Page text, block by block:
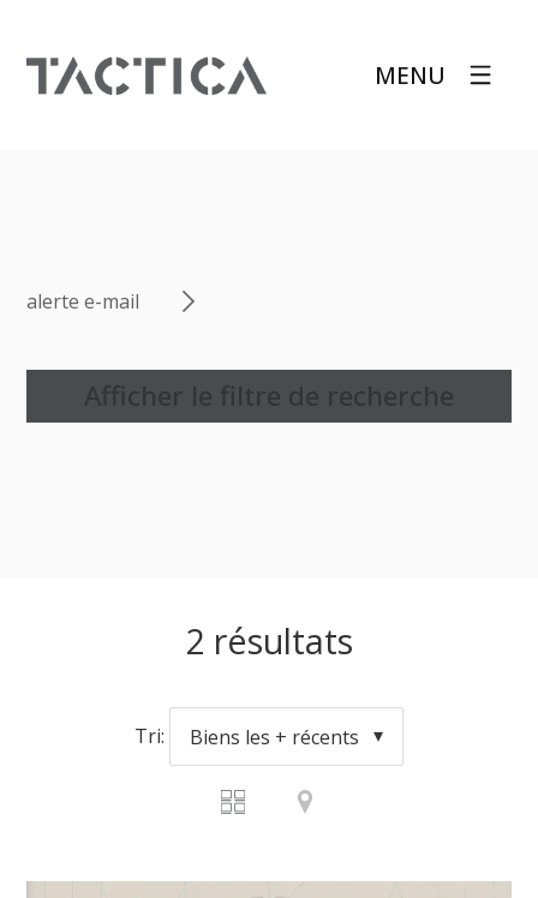
MENU
alerte e-mail
Afficher le filtre de recherche
2 résultats
Tri: Biens les + récents